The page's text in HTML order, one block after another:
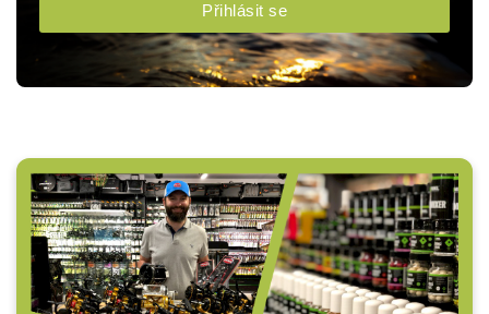
Přihlásit se